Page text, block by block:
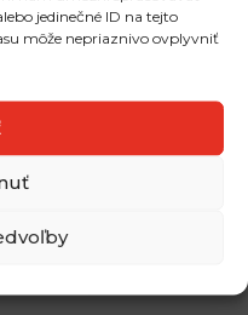
jedinečné ID na tejto
môže nepriaznivo ovplyvniť
používať pri